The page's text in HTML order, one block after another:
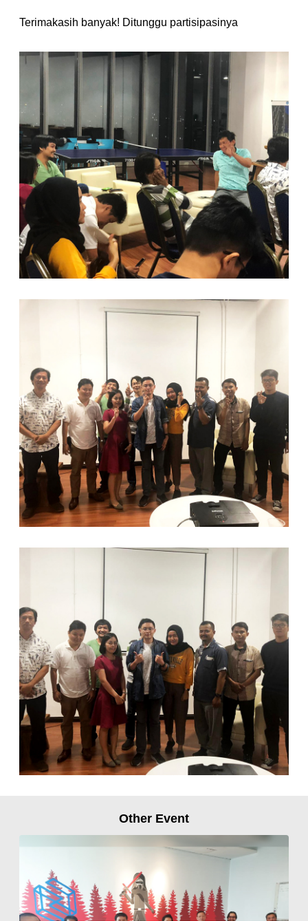
Terimakasih banyak! Ditunggu partisipasinya
Other Event